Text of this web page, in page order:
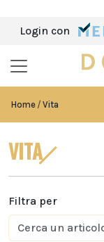
Login con
Home Vita
VITA
Filtra per